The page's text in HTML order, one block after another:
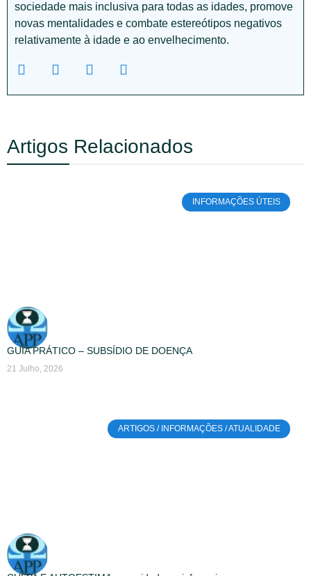
sociedade mais inclusiva para todas as idades, promove
novas mentalidades e combate estereótipos negativos
relativamente à idade e ao envelhecimento.
Artigos Relacionados
INFORMAÇÕES ÚTEIS
GUIA PRÁTICO – SUBSÍDIO DE DOENÇA
21 Julho, 2026
ARTIGOS / INFORMAÇÕES / ATUALIDADE